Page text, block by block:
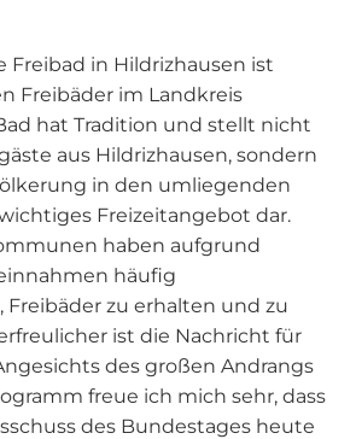
Freibad in Hildrizhausen ist
Freibäder im Landkreis
hat Tradition und stellt nicht
aus Hildrizhausen, sondern
in den umliegenden
Freizeitangebot dar.
haben aufgrund
häufig
Freibäder zu erhalten und zu
ist die Nachricht für
des großen Andrangs
freue ich mich sehr, dass
des Bundestages heute